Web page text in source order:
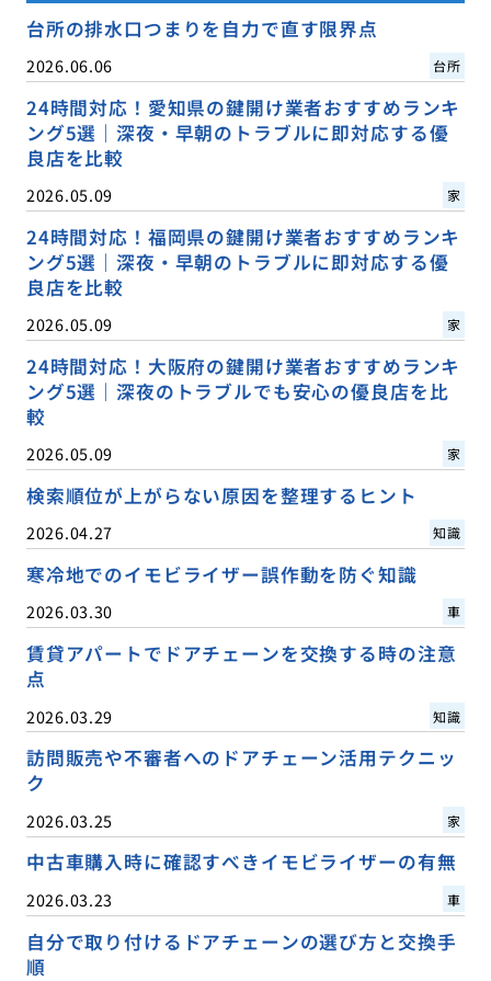
台所の排水口つまりを自力で直す限界点
2026.06.06 台所
24時間対応！愛知県の鍵開け業者おすすめランキ
ング5選｜深夜・早朝のトラブルに即対応する優
良店を比較
2026.05.09 家
24時間対応！福岡県の鍵開け業者おすすめランキ
ング5選｜深夜・早朝のトラブルに即対応する優
良店を比較
2026.05.09 家
24時間対応！大阪府の鍵開け業者おすすめランキ
ング5選｜深夜のトラブルでも安心の優良店を比
較
2026.05.09 家
検索順位が上がらない原因を整理するヒント
2026.04.27 知識
寒冷地でのイモビライザー誤作動を防ぐ知識
2026.03.30 車
賃貸アパートでドアチェーンを交換する時の注意
点
2026.03.29 知識
訪問販売や不審者へのドアチェーン活用テクニッ
ク
2026.03.25 家
中古車購入時に確認すべきイモビライザーの有無
2026.03.23 車
自分で取り付けるドアチェーンの選び方と交換手
順